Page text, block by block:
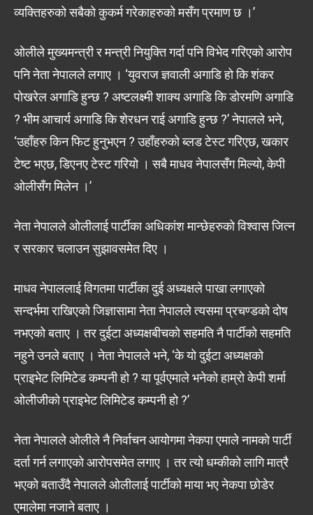
व्यक्तिहरुको सबैको कुकर्म गरेकाहरुको मसँग प्रमाण छ ।’
ओलीले मुख्यमन्त्री र मन्त्री नियुक्ति गर्दा पनि विभेद गरिएको आरोप
पनि नेता नेपालले लगाए । ‘युवराज ज्ञवाली अगाडि हो कि शंकर
पोखरेल अगाडि हुन्छ ? अष्टलक्ष्मी शाक्य अगाडि कि डोरमणि अगाडि
? भीम आचार्य अगाडि कि शेरधन राई अगाडि हुन्छ ?’ नेपालले भने,
‘उहाँहरु किन फिट हुनुभएन ? उहाँहरुको ब्लड टेस्ट गरिएछ, खकार
टेष्ट भएछ, डिएनए टेस्ट गरियो । सबै माधव नेपालसँग मिल्यो, केपी
ओलीसँग मिलेन ।’
नेता नेपालले ओलीलाई पार्टीका अधिकांश मान्छेहरुको विश्वास जित्न
र सरकार चलाउन सुझावसमेत दिए ।
माधव नेपाललाई विगतमा पार्टीका दुई अध्यक्षले पाखा लगाएको
सन्दर्भमा राखिएको जिज्ञासामा नेता नेपालले त्यसमा प्रचण्डको दोष
नभएको बताए । तर दुईटा अध्यक्षबीचको सहमति नै पार्टीको सहमति
नहुने उनले बताए । नेता नेपालले भने, ‘के यो दुईटा अध्यक्षको
प्राइभेट लिमिटेड कम्पनी हो ? या पूर्वएमाले भनेको हाम्रो केपी शर्मा
ओलीजीको प्राइभेट लिमिटेड कम्पनी हो ?’
नेता नेपालले ओलीले नै निर्वाचन आयोगमा नेकपा एमाले नामको पार्टी
दर्ता गर्न लगाएको आरोपसमेत लगाए । तर त्यो धम्कीको लागि मात्रै
भएको बताउँदै नेपालले ओलीलाई पार्टीको माया भए नेकपा छोडेर
एमालेमा नजाने बताए ।